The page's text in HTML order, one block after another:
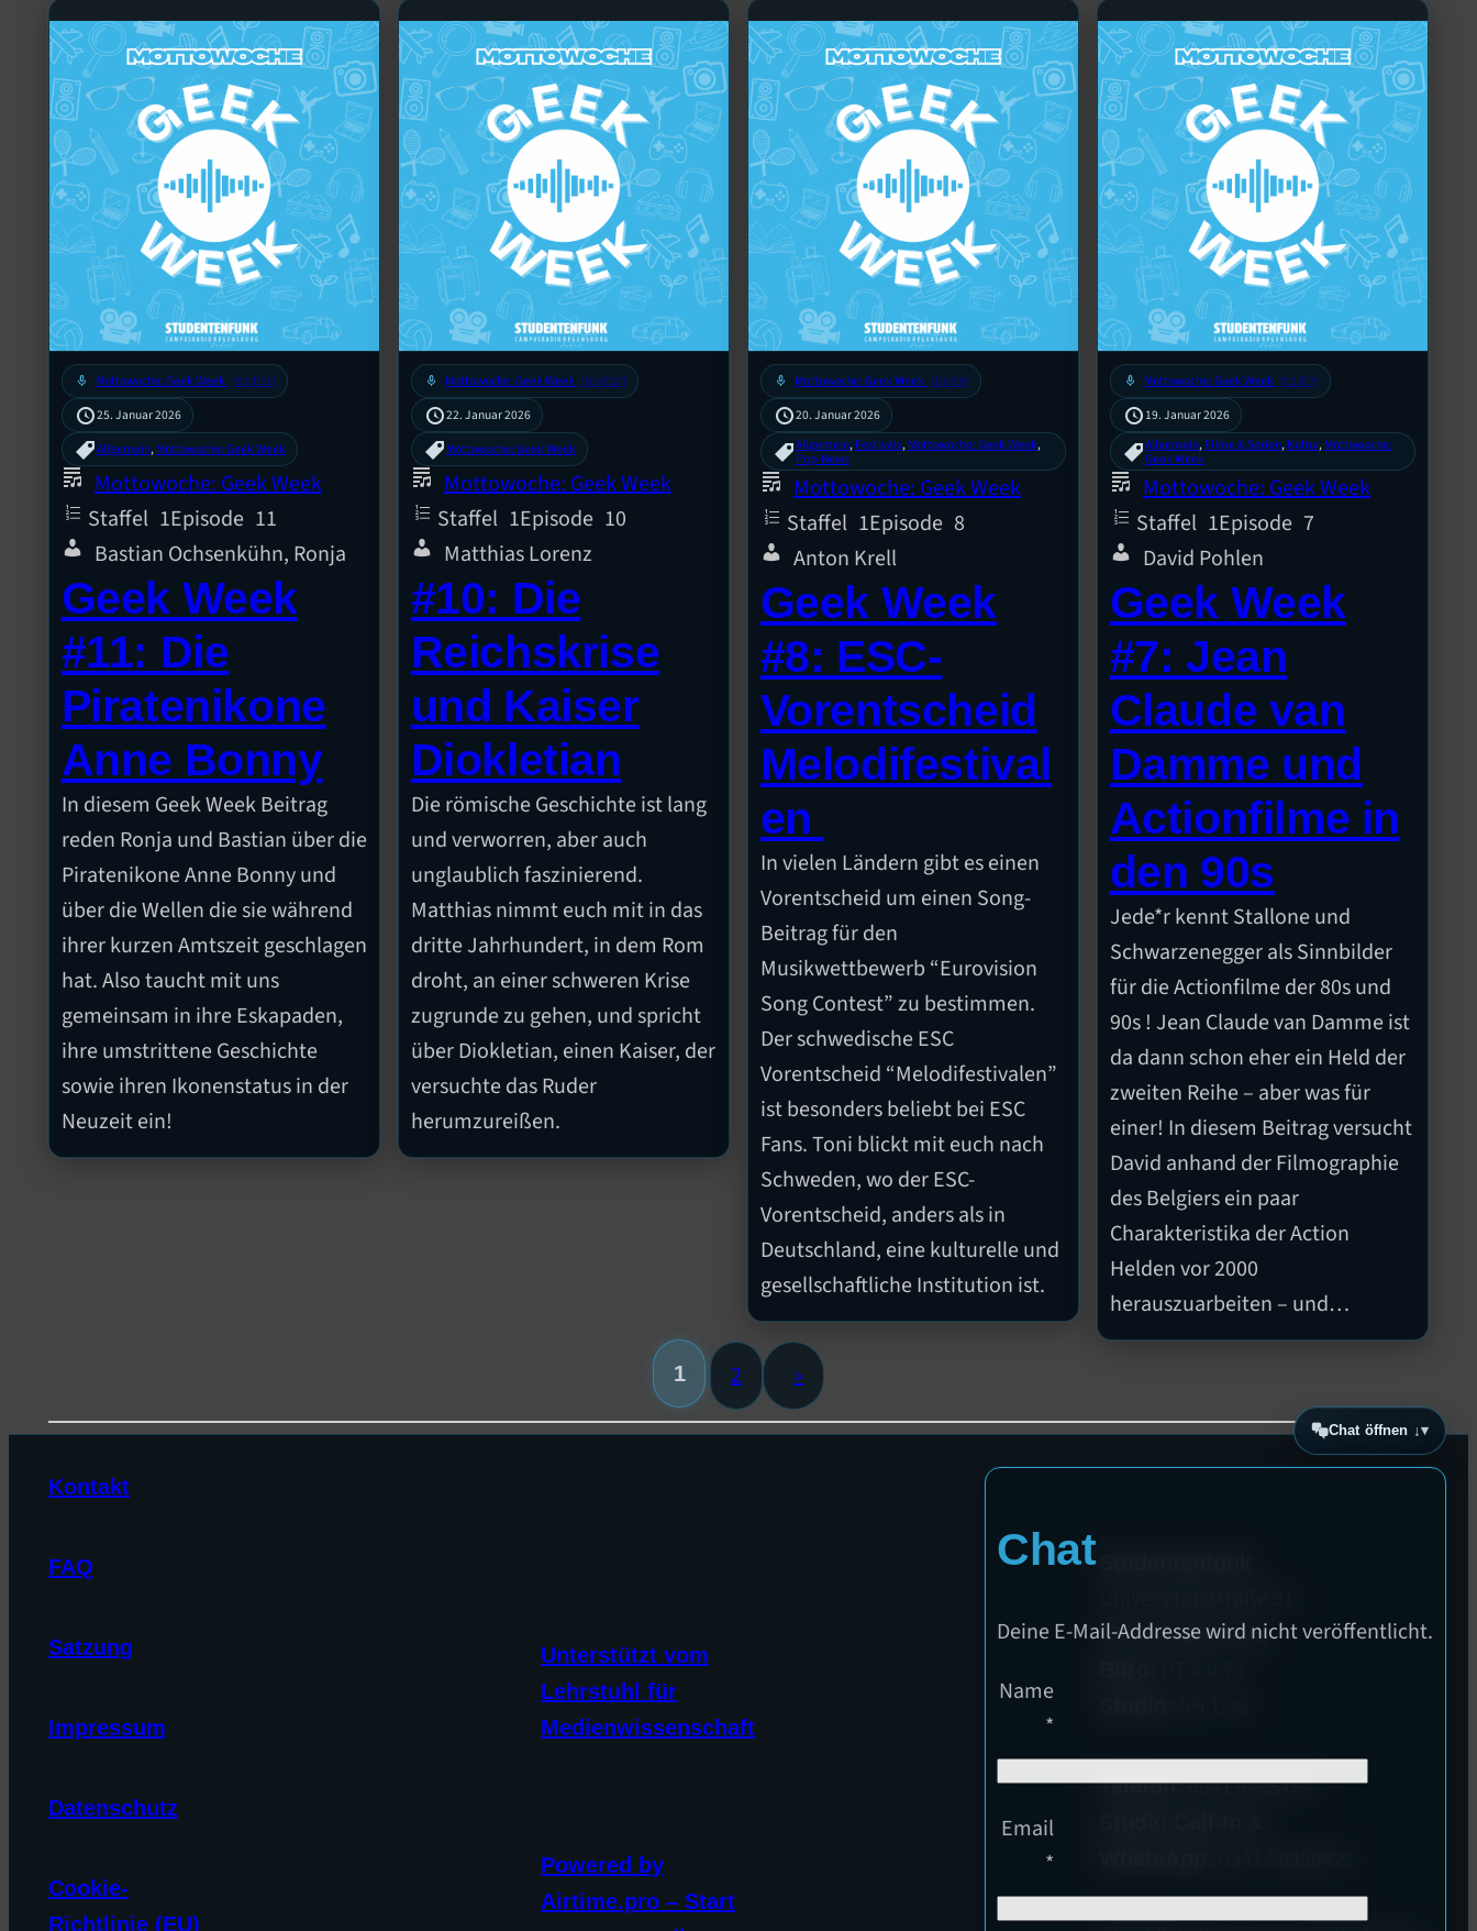
mic Mottowoche: Geek Week [S1/E11]
25. Januar 2026
Allgemein, Mottowoche: Geek Week
Mottowoche: Geek Week
Staffel 1Episode 11
Bastian Ochsenkühn, Ronja
Geek Week
#11: Die
Piratenikone
Anne Bonny
In diesem Geek Week Beitrag
reden Ronja und Bastian über die
Piratenikone Anne Bonny und
über die Wellen die sie während
ihrer kurzen Amtszeit geschlagen
hat. Also taucht mit uns
gemeinsam in ihre Eskapaden,
ihre umstrittene Geschichte
sowie ihren Ikonenstatus in der
Neuzeit ein!
mic Mottowoche: Geek Week [S1/E10]
22. Januar 2026
Mottowoche: Geek Week
Mottowoche: Geek Week
Staffel 1Episode 10
Matthias Lorenz
#10: Die
Reichskrise
und Kaiser
Diokletian
Die römische Geschichte ist lang
und verworren, aber auch
unglaublich faszinierend.
Matthias nimmt euch mit in das
dritte Jahrhundert, in dem Rom
droht, an einer schweren Krise
zugrunde zu gehen, und spricht
über Diokletian, einen Kaiser, der
versuchte das Ruder
herumzureißen.
mic Mottowoche: Geek Week [S1/E8]
20. Januar 2026
Allgemein, Festivals, Mottowoche: Geek Week,
Pop-News
Mottowoche: Geek Week
Staffel 1Episode 8
Anton Krell
Geek Week
#8: ESC-
Vorentscheid
Melodifestival
en
In vielen Ländern gibt es einen
Vorentscheid um einen Song-
Beitrag für den
Musikwettbewerb “Eurovision
Song Contest” zu bestimmen.
Der schwedische ESC
Vorentscheid “Melodifestivalen”
ist besonders beliebt bei ESC
Fans. Toni blickt mit euch nach
Schweden, wo der ESC-
Vorentscheid, anders als in
Deutschland, eine kulturelle und
gesellschaftliche Institution ist.
mic Mottowoche: Geek Week [S1/E7]
19. Januar 2026
Allgemein, Filme & Serien, Kultur, Mottowoche:
Geek Week
Mottowoche: Geek Week
Staffel 1Episode 7
David Pohlen
Geek Week
#7: Jean
Claude van
Damme und
Actionfilme in
den 90s
Jede*r kennt Stallone und
Schwarzenegger als Sinnbilder
für die Actionfilme der 80s und
90s ! Jean Claude van Damme ist
da dann schon eher ein Held der
zweiten Reihe – aber was für
einer! In diesem Beitrag versucht
David anhand der Filmographie
des Belgiers ein paar
Charakteristika der Action
Helden vor 2000
herauszuarbeiten – und…
1 2 »
Kontakt
FAQ
Satzung
Impressum
Datenschutz
Cookie-
Richtlinie (EU)
Unterstützt vom
Lehrstuhl für
Medienwissenschaft
Powered by
Airtime.pro – Start
93053 Regensburg
Telefon:0941 9435784
Chat öffnen ↓
Chat
Deine E-Mail-Addresse wird nicht veröffentlicht.
Name
*
Email
*